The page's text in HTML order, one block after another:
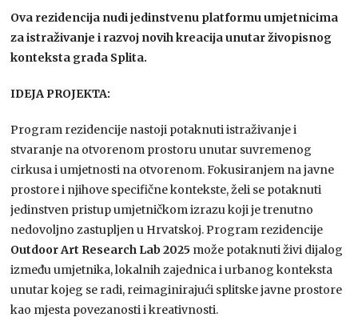
Ova rezidencija nudi jedinstvenu platformu umjetnicima
za istraživanje i razvoj novih kreacija unutar živopisnog
konteksta grada Splita.
IDEJA PROJEKTA:
Program rezidencije nastoji potaknuti istraživanje i
stvaranje na otvorenom prostoru unutar suvremenog
cirkusa i umjetnosti na otvorenom. Fokusiranjem na javne
prostore i njihove specifične kontekste, želi se potaknuti
jedinstven pristup umjetničkom izrazu koji je trenutno
nedovoljno zastupljen u Hrvatskoj. Program rezidencije
Outdoor Art Research Lab 2025 može potaknuti živi dijalog
između umjetnika, lokalnih zajednica i urbanog konteksta
unutar kojeg se radi, reimaginirajući splitske javne prostore
kao mjesta povezanosti i kreativnosti.